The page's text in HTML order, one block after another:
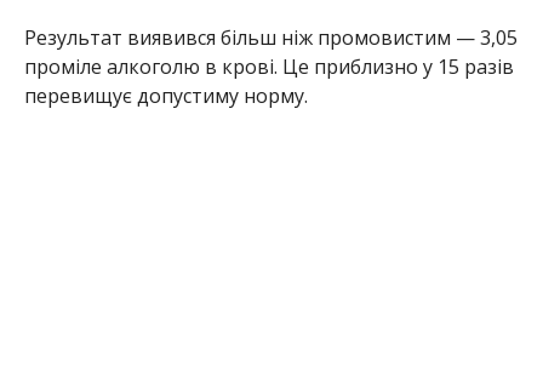
Результат виявився більш ніж промовистим — 3,05
проміле алкоголю в крові. Це приблизно у 15 разів
перевищує допустиму норму.